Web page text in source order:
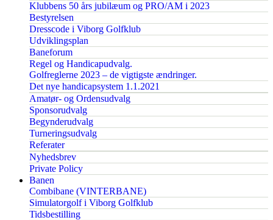
Klubbens 50 års jubilæum og PRO/AM i 2023
Bestyrelsen
Dresscode i Viborg Golfklub
Udviklingsplan
Baneforum
Regel og Handicapudvalg.
Golfreglerne 2023 – de vigtigste ændringer.
Det nye handicapsystem 1.1.2021
Amatør- og Ordensudvalg
Sponsorudvalg
Begynderudvalg
Turneringsudvalg
Referater
Nyhedsbrev
Private Policy
Banen
Combibane (VINTERBANE)
Simulatorgolf i Viborg Golfklub
Tidsbestilling